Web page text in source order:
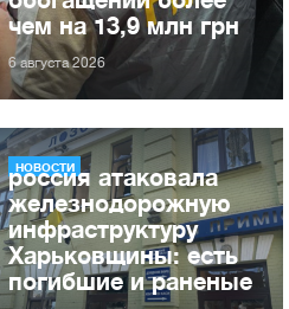
чем на 13,9 млн грн
6 августа 2026
НОВОСТИ
россия атаковала
железнодорожную
инфраструктуру
Харьковщины: есть
погибшие и раненые